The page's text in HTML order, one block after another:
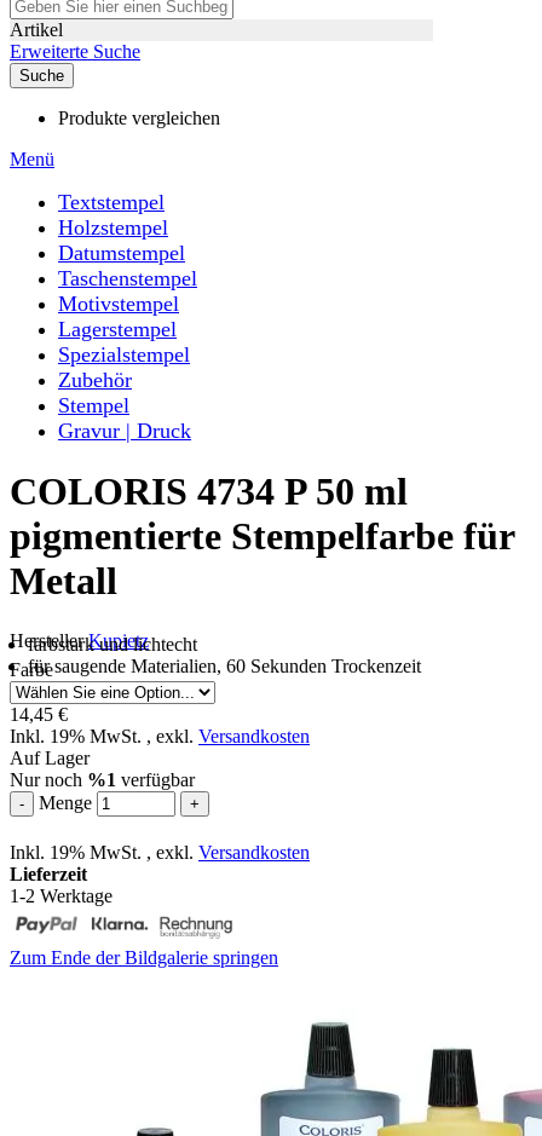
Artikel
Erweiterte Suche
Suche
Produkte vergleichen
Menü
Textstempel
Holzstempel
Datumstempel
Taschenstempel
Motivstempel
Lagerstempel
Spezialstempel
Zubehör
Stempel
Gravur | Druck
COLORIS 4734 P 50 ml
pigmentierte Stempelfarbe für
Metall
HerstellerKupietz
farbstark und lichtecht
für saugende Materialien, 60 Sekunden Trockenzeit
Farbe
14,45 €
Inkl. 19% MwSt. , exkl. Versandkosten
Auf Lager
Nur noch %1 verfügbar
- Menge +
Inkl. 19% MwSt. , exkl. Versandkosten
Lieferzeit
1-2 Werktage
Zum Ende der Bildgalerie springen